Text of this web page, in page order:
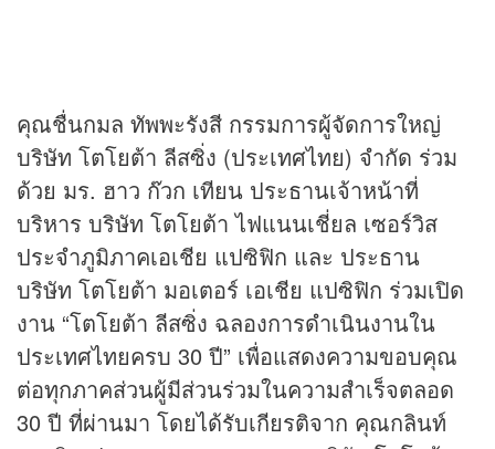
คุณชื่นกมล ทัพพะรังสี กรรมการผู้จัดการใหญ่
บริษัท โตโยต้า ลีสซิ่ง (ประเทศไทย) จำกัด ร่วม
ด้วย มร. ฮาว ก๊วก เทียน ประธานเจ้าหน้าที่
บริหาร บริษัท โตโยต้า ไฟแนนเชี่ยล เซอร์วิส
ประจำภูมิภาคเอเชีย แปซิฟิก และ ประธาน
บริษัท โตโยต้า มอเตอร์ เอเชีย แปซิฟิก ร่วมเปิด
งาน “โตโยต้า ลีสซิ่ง ฉลองการดำเนินงานใน
ประเทศไทยครบ 30 ปี” เพื่อแสดงความขอบคุณ
ต่อทุกภาคส่วนผู้มีส่วนร่วมในความสำเร็จตลอด
30 ปี ที่ผ่านมา โดยได้รับเกียรติจาก คุณกลินท์